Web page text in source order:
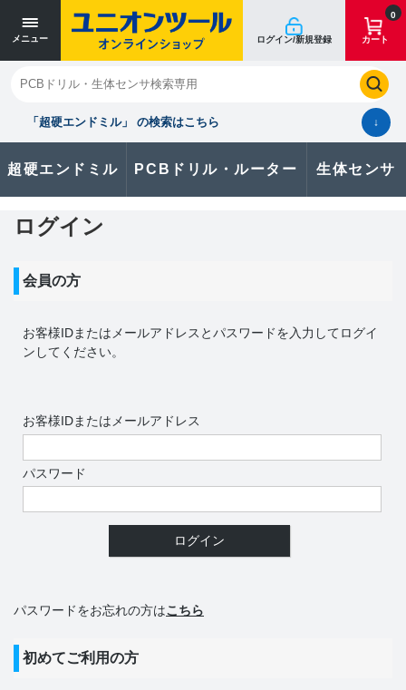
メニュー ログイン/新規登録
0
カート
「超硬エンドミル」 の検索はこちら ↓
超硬エンドミル PCBドリル・ルーター 生体センサ
閉じる
お気に入り クイックオーダー 購入履歴
製品に関するお問い合わせはこちら
ログイン
会員の方
お客様IDまたはメールアドレス とパスワードを入力してログイ
ンしてください。
お客様IDまたはメールアドレス
パスワード
パスワードをお忘れの方はこちら
初めてご利用の方